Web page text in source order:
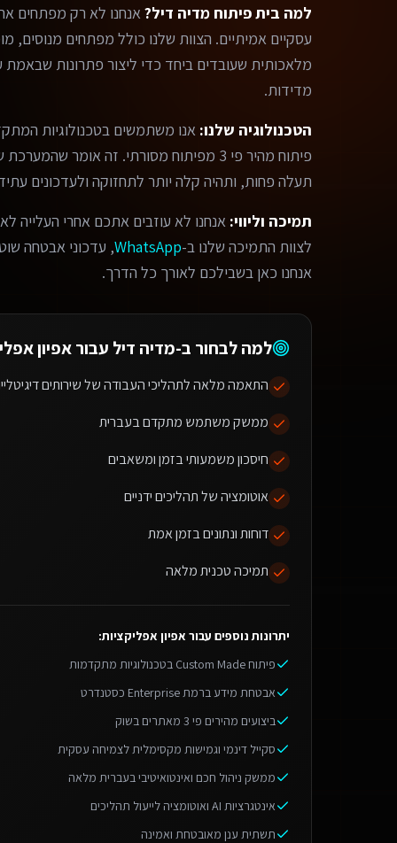
למה בית פיתוח מדיה דיל?אנחנו לא רק מפתחים
מלאכותית שעובדים ביחד כדי ליצור פתרונות שבאמת
מדידות.
הטכנולוגיה שלנו: אנו משתמשים בטכנולוגיות
פיתוח מהיר פי 3 מפיתוח מסורתי. זה אומר
תעלה פחות, ותהיה קלה יותר לתחזוקה ולעדכונים
תמיכה וליווי: אנחנו לא עוזבים אתכם אחרי העלייה
לצוות התמיכה שלנו ב-WhatsApp, עדכוני אבטחה
אנחנו כאן בשבילכם לאורך כל הדרך.
למה לבחור ב-מדיה דיל עבוראפיון
התאמה מלאה לתהליכי העבודה של שירותים
ממשק משתמש מתקדם בעברית
חיסכון משמעותי בזמן ומשאבים
אוטומציה של תהליכים ידניים
דוחות ונתונים בזמן אמת
תמיכה טכנית מלאה
יתרונות נוספים עבור אפיון אפליקציות:
פיתוח Custom Made בטכנולוגיות מתקדמות
אבטחת מידע ברמת Enterprise כסטנדרט
ביצועים מהירים פי 3 מאתרים בשוק
סקייל דינמי וגמישות מקסימלית לצמיחה עסקית
ממשק ניהול חכם ואינטואיטיבי בעברית מלאה
אינטגרציות AI ואוטומציה לייעול תהליכים
תשתית ענן מאובטחת ואמינה